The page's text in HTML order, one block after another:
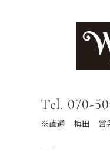
Tel. 070-
※直通 梅田 営業